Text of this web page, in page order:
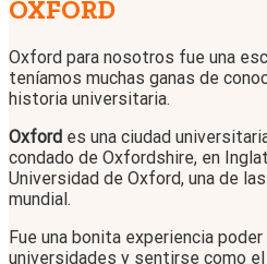
OXFORD
Oxford para nosotros fue una
teníamos muchas ganas de
historia universitaria.
Oxford es una ciudad
condado de Oxfordshire, en
Universidad de Oxford, una de
mundial.
Fue una bonita experiencia
universidades y sentirse como